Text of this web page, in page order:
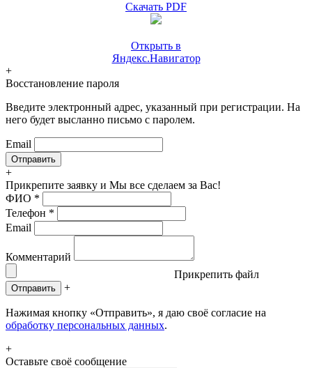
Скачать PDF
Открыть в
Яндекс.Навигатор
+
Восстановление пароля
Введите электронный адрес, указанный при регистрации. На
него будет высланно письмо с паролем.
Email
+
Прикрепите заявку и Мы все сделаем за Вас!
ФИО *
Телефон *
Email
Комментарий
Прикрепить файл
Отправить +
Нажимая кнопку «Отправить», я даю своё согласие на
обработку персональных данных.
+
Оставьте своё сообщение